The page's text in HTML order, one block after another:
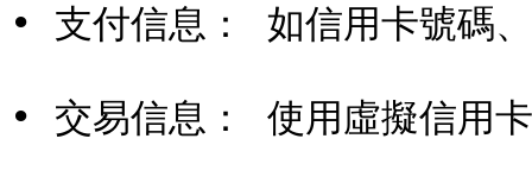
• 支付信息： 如信用卡號碼
• 交易信息： 使用虛擬信用